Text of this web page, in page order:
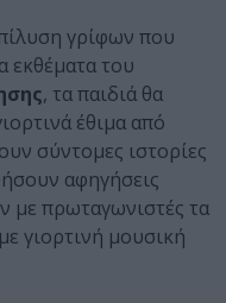
γρίφων που
εκθέματα του
, τα παιδιά θα
έθιμα από
σύντομες ιστορίες
αφηγήσεις
με πρωταγωνιστές τα
γιορτινή μουσική